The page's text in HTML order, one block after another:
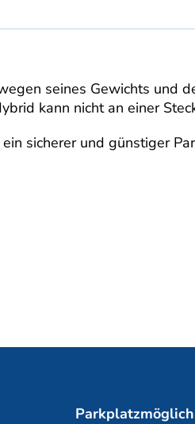
seines Gewichts und
kann nicht an einer
sicherer und günstiger